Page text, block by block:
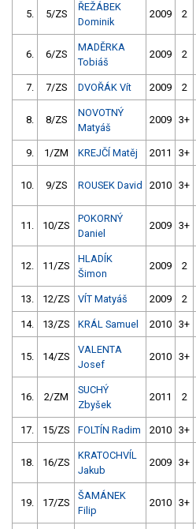
5. 5/ZS
ŘEŽÁBEK
Dominik
2009 2
6. 6/ZS
MADĚRKA
Tobiáš
2009 2
7. 7/ZS DVOŘÁK Vít 2009 2
8. 8/ZS
NOVOTNÝ
Matyáš
2009 3+
9. 1/ZM KREJČÍ Matěj 2011 3+
10. 9/ZS ROUSEK David 2010 3+
11. 10/ZS
POKORNÝ
Daniel
2009 3+
12. 11/ZS
HLADÍK
Šimon
2009 2
13. 12/ZS VÍT Matyáš 2009 2
14. 13/ZS KRÁL Samuel 2010 3+
15. 14/ZS
VALENTA
Josef
2010 3+
16. 2/ZM
SUCHÝ
Zbyšek
2011 2
17. 15/ZS FOLTÍN Radim 2010 3+
18. 16/ZS
KRATOCHVÍL
Jakub
2009 3+
19. 17/ZS
ŠAMÁNEK
Filip
2010 3+